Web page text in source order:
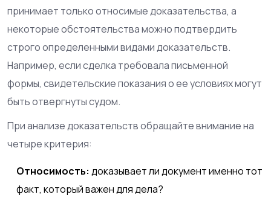
принимает только относимые доказательства, а
некоторые обстоятельства можно подтвердить
строго определенными видами доказательств.
Например, если сделка требовала письменной
формы, свидетельские показания о ее условиях могут
быть отвергнуты судом.
При анализе доказательств обращайте внимание на
четыре критерия:
Относимость: доказывает ли документ именно тот
факт, который важен для дела?